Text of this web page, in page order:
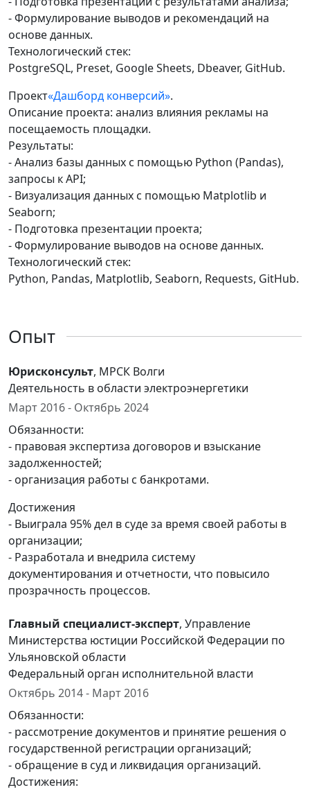
- Формулирование выводов и рекомендаций на
основе данных.
Технологический стек:
PostgreSQL, Preset, Google Sheets, Dbeaver, GitHub.
Проект«Дашборд конверсий».
Описание проекта: анализ влияния рекламы на
посещаемость площадки.
Результаты:
- Анализ базы данных с помощью Python (Pandas),
запросы к API;
- Визуализация данных с помощью Matplotlib и
Seaborn;
- Подготовка презентации проекта;
- Формулирование выводов на основе данных.
Технологический стек:
Python, Pandas, Matplotlib, Seaborn, Requests, GitHub.
Опыт
Юрисконсульт, МРСК Волги
Деятельность в области электроэнергетики
Март 2016 - Октябрь 2024
Обязанности:
- правовая экспертиза договоров и взыскание
задолженностей;
- организация работы с банкротами.
Достижения
- Выиграла 95% дел в суде за время своей работы в
организации;
- Разработала и внедрила систему
документирования и отчетности, что повысило
прозрачность процессов.
Главный специалист-эксперт, Управление
Министерства юстиции Российской Федерации по
Ульяновской области
Федеральный орган исполнительной власти
Октябрь 2014 - Март 2016
Обязанности:
- рассмотрение документов и принятие решения о
государственной регистрации организаций;
- обращение в суд и ликвидация организаций.
Достижения: